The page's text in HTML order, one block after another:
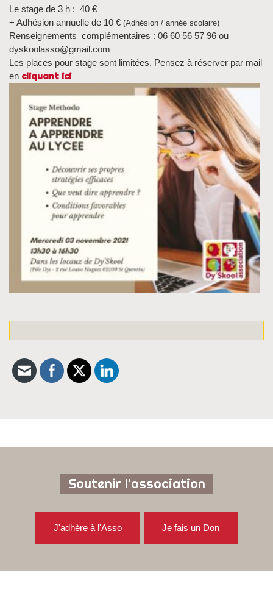
Le stage de 3 h : 40 €
+ Adhésion annuelle de 10 € (Adhésion / année scolaire)
Renseignements complémentaires : 06 60 56 57 96 ou
dyskoolasso@gmail.com
Les places pour stage sont limitées. Pensez à réserver par mail
en cliquant ici
Soutenir l'association
J'adhère à l'Asso Je fais un Don